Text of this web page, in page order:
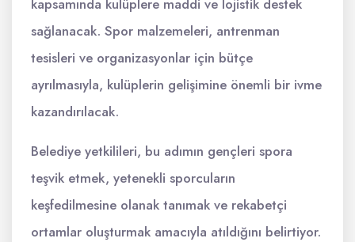
kapsamında kulüplere maddi ve lojistik destek
sağlanacak. Spor malzemeleri, antrenman
tesisleri ve organizasyonlar için bütçe
ayrılmasıyla, kulüplerin gelişimine önemli bir ivme
kazandırılacak.
Belediye yetkilileri, bu adımın gençleri spora
teşvik etmek, yetenekli sporcuların
keşfedilmesine olanak tanımak ve rekabetçi
ortamlar oluşturmak amacıyla atıldığını belirtiyor.